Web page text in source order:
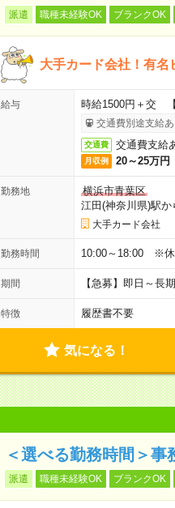
派遣 職種未経験OK ブランクOK
大手カード会社！有名
給与 時給1500円＋交
交通費別途支給あ
交通費 交通費支給
月収例 20～25万円
勤務地
横浜市青葉区
江田(神奈川県)駅か
大手カード会社
勤務時間 10:00～18:00 ※休
期間 【急募】即日～
特徴 履歴書不要
気になる！
＜選べる勤務時間＞
派遣 職種未経験OK ブランクOK